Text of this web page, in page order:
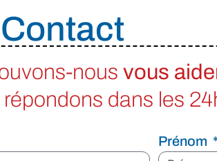
Contact
nous vous
dans les
Prénom